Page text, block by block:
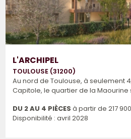
L'ARCHIPEL
TOULOUSE (31200)
Au nord de Toulouse, à seulement
Capitole, le quartier de la Maourine
DU 2 AU 4 PIÈCES à partir de 217
Disponibilité : avril 2028